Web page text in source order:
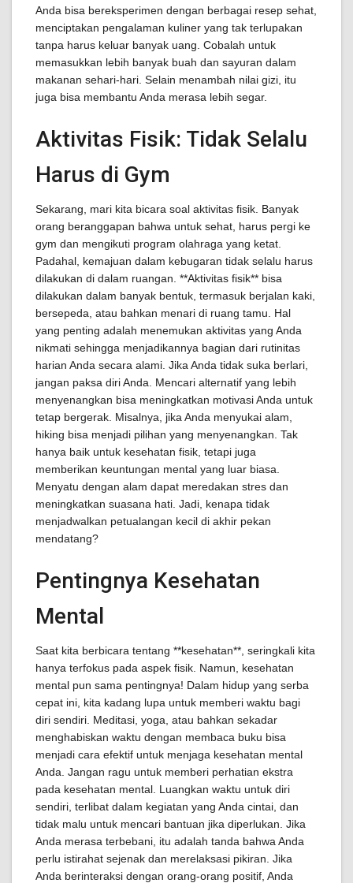
Anda bisa bereksperimen dengan berbagai resep sehat,
menciptakan pengalaman kuliner yang tak terlupakan
tanpa harus keluar banyak uang. Cobalah untuk
memasukkan lebih banyak buah dan sayuran dalam
makanan sehari-hari. Selain menambah nilai gizi, itu
juga bisa membantu Anda merasa lebih segar.
Aktivitas Fisik: Tidak Selalu
Harus di Gym
Sekarang, mari kita bicara soal aktivitas fisik. Banyak
orang beranggapan bahwa untuk sehat, harus pergi ke
gym dan mengikuti program olahraga yang ketat.
Padahal, kemajuan dalam kebugaran tidak selalu harus
dilakukan di dalam ruangan. **Aktivitas fisik** bisa
dilakukan dalam banyak bentuk, termasuk berjalan kaki,
bersepeda, atau bahkan menari di ruang tamu. Hal
yang penting adalah menemukan aktivitas yang Anda
nikmati sehingga menjadikannya bagian dari rutinitas
harian Anda secara alami. Jika Anda tidak suka berlari,
jangan paksa diri Anda. Mencari alternatif yang lebih
menyenangkan bisa meningkatkan motivasi Anda untuk
tetap bergerak. Misalnya, jika Anda menyukai alam,
hiking bisa menjadi pilihan yang menyenangkan. Tak
hanya baik untuk kesehatan fisik, tetapi juga
memberikan keuntungan mental yang luar biasa.
Menyatu dengan alam dapat meredakan stres dan
meningkatkan suasana hati. Jadi, kenapa tidak
menjadwalkan petualangan kecil di akhir pekan
mendatang?
Pentingnya Kesehatan
Mental
Saat kita berbicara tentang **kesehatan**, seringkali kita
hanya terfokus pada aspek fisik. Namun, kesehatan
mental pun sama pentingnya! Dalam hidup yang serba
cepat ini, kita kadang lupa untuk memberi waktu bagi
diri sendiri. Meditasi, yoga, atau bahkan sekadar
menghabiskan waktu dengan membaca buku bisa
menjadi cara efektif untuk menjaga kesehatan mental
Anda. Jangan ragu untuk memberi perhatian ekstra
pada kesehatan mental. Luangkan waktu untuk diri
sendiri, terlibat dalam kegiatan yang Anda cintai, dan
tidak malu untuk mencari bantuan jika diperlukan. Jika
Anda merasa terbebani, itu adalah tanda bahwa Anda
perlu istirahat sejenak dan merelaksasi pikiran. Jika
Anda berinteraksi dengan orang-orang positif, Anda